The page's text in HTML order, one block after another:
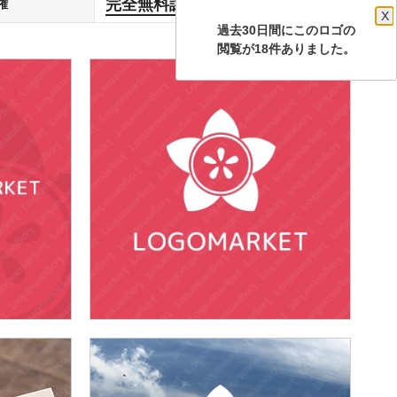
過去30日間にこのロゴの
X
閲覧が18件ありました。